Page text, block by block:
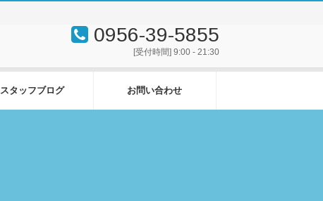
0956-39-5855
[受付時間] 9:00 - 21:30
スタッフブログ お問い合わせ